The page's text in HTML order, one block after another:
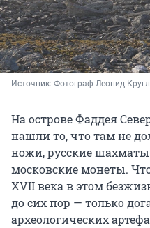
Источник: Фотограф Леонид
На острове Фаддея
нашли то, что там не
ножи, русские шахматы
московские монеты.
XVII века в этом
до сих пор — только
археологических